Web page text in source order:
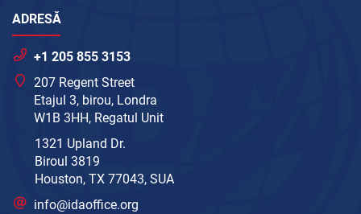
ADRESĂ
+1 205 855 3153
207 Regent Street
Etajul 3, birou, Londra
W1B 3HH, Regatul Unit
1321 Upland Dr.
Biroul 3819
Houston, TX 77043, SUA
info@idaoffice.org